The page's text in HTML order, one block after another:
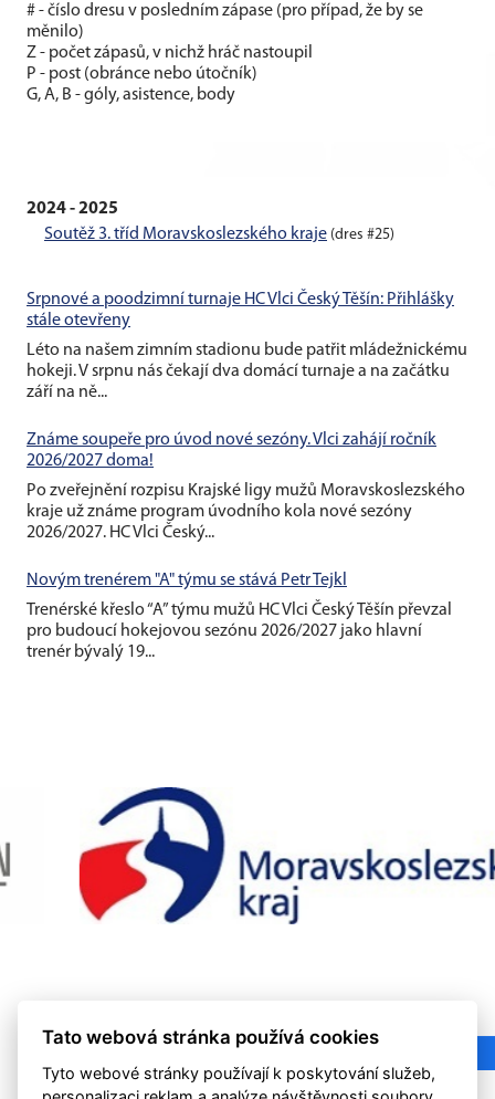
# - číslo dresu v posledním zápase (pro případ, že by se
měnilo)
Z - počet zápasů, v nichž hráč nastoupil
P - post (obránce nebo útočník)
G, A, B - góly, asistence, body
2024 - 2025
Soutěž 3. tříd Moravskoslezského kraje (dres #25)
Srpnové a poodzimní turnaje HC Vlci Český Těšín: Přihlášky
stále otevřeny
Léto na našem zimním stadionu bude patřit mládežnickému
hokeji. V srpnu nás čekají dva domácí turnaje a na začátku
září na ně...
Známe soupeře pro úvod nové sezóny. Vlci zahájí ročník
2026/2027 doma!
Po zveřejnění rozpisu Krajské ligy mužů Moravskoslezského
kraje už známe program úvodního kola nové sezóny
2026/2027. HC Vlci Český...
Novým trenérem "A" týmu se stává Petr Tejkl
Trenérské křeslo “A” týmu mužů HC Vlci Český Těšín převzal
pro budoucí hokejovou sezónu 2026/2027 jako hlavní
trenér bývalý 19...
Tato webová stránka používá cookies
Tyto webové stránky používají k poskytování služeb,